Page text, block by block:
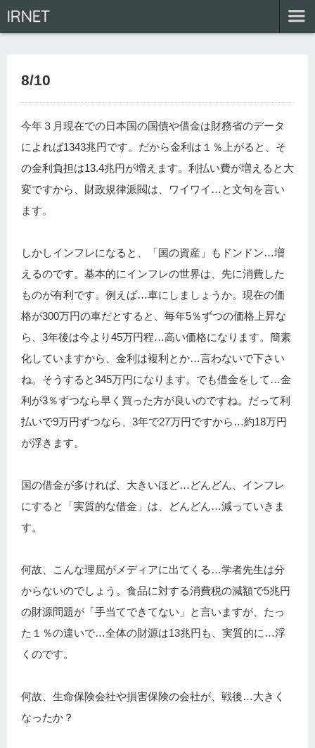
IRNET
8/10
今年３月現在での日本国の国債や借金は財務省のデータ
によれば1343兆円です。だから金利は１％上がると、そ
の金利負担は13.4兆円が増えます。利払い費が増えると大
変ですから、財政規律派閥は、ワイワイ…と文句を言い
ます。
しかしインフレになると、「国の資産」もドンドン…増
えるのです。基本的にインフレの世界は、先に消費した
ものが有利です。例えば…車にしましょうか。現在の価
格が300万円の車だとすると、毎年5％ずつの価格上昇な
ら、3年後は今より45万円程…高い価格になります。簡素
化していますから、金利は複利とか…言わないで下さい
ね。そうすると345万円になります。でも借金をして…金
利が3％ずつなら早く買った方が良いのですね。だって利
払いで9万円ずつなら、3年で27万円ですから…約18万円
が浮きます。
国の借金が多ければ、大きいほど…どんどん、インフレ
にすると「実質的な借金」は、どんどん…減っていきま
す。
何故、こんな理屈がメディアに出てくる…学者先生は分
からないのでしょう。食品に対する消費税の減額で5兆円
の財源問題が「手当てできてない」と言いますが、たっ
た１％の違いで…全体の財源は13兆円も、実質的に…浮
くのです。
何故、生命保険会社や損害保険の会社が、戦後…大きく
なったか？